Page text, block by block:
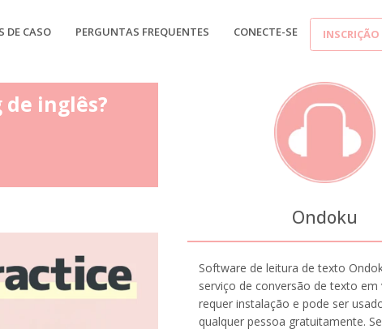
DE CASO PERGUNTAS FREQUENTES CONECTE-SE
inglês?
Ondoku
Software de leitura de texto
serviço de conversão de texto em
requer instalação e pode ser
qualquer pessoa gratuitamente.